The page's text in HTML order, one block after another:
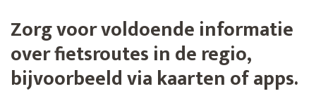
Zorg voor voldoende informatie
over fietsroutes in de regio,
bijvoorbeeld via kaarten of apps.